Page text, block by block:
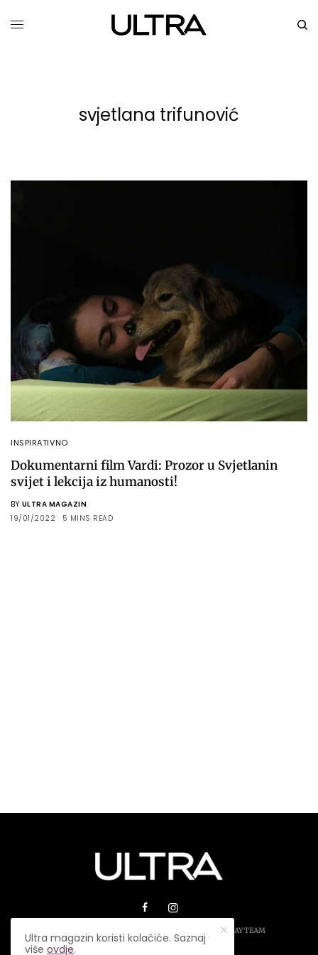
svjetlana trifunović
INSPIRATIVNO
Dokumentarni film Vardi: Prozor u Svjetlanin
svijet i lekcija iz humanosti!
BY ULTRA MAGAZIN
19/01/2022
5 MINS READ
© 2026 ULTRA MAGAZIN. SVA PRAVA ZADRŽANA.PLAY TEAM
Ultra magazin koristi kolačiće. Saznaj
višeovdje.